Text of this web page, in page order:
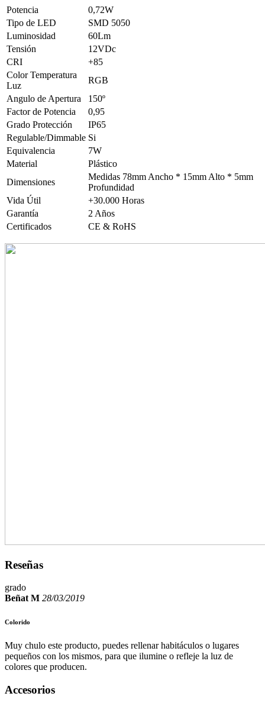
Potencia
0,72W
Tipo de LED
SMD 5050
Luminosidad
60Lm
Tensión
12VDc
CRI
+85
Color Temperatura
Luz
RGB
Angulo de Apertura
150º
Factor de Potencia
0,95
Grado Protección
IP65
Regulable/Dimmable Si
Equivalencia
7W
Material
Plástico
Dimensiones
Medidas 78mm Ancho * 15mm Alto * 5mm
Profundidad
Vida Útil
+30.000 Horas
Garantía
2 Años
Certificados
CE & RoHS
Reseñas
grado
Beñat M 28/03/2019
Colorido
Muy chulo este producto, puedes rellenar habitáculos o lugares
pequeños con los mismos, para que ilumine o refleje la luz de
colores que producen.
Accesorios